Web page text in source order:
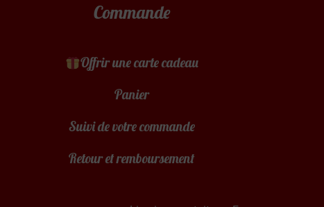
Commande
Offrir une carte cadeau
Panier
Suivi de votre commande
Retour et remboursement